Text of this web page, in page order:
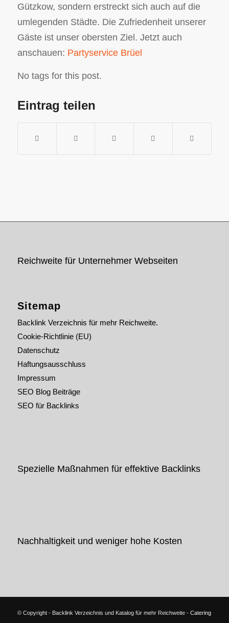
Gützkow, sondern erstreckt sich auch auf die
umlegenden Städte. Die Zufriedenheit unserer
Gäste ist unser obersten Ziel. Jetzt auch
anschauen: Partyservice Brüel
No tags for this post.
Eintrag teilen
Reichweite für Unternehmer Webseiten
Sitemap
Backlink Verzeichnis für mehr Reichweite.
Cookie-Richtlinie (EU)
Datenschutz
Haftungsausschluss
Impressum
SEO Blog Beiträge
SEO für Backlinks
Spezielle Maßnahmen für effektive Backlinks
Nachhaltigkeit und weniger hohe Kosten
© Copyright - Backlink Verzeichnis und Katalog für mehr Reichweite - Catering